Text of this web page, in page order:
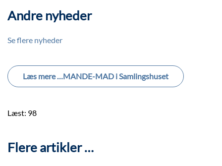
Andre nyheder
Se flere nyheder
Læs mere …MANDE-MAD i Samlingshuset
Læst: 98
Flere artikler …